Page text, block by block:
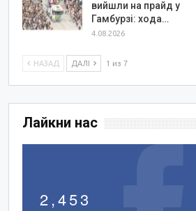
вийшли на прайд у
Гамбурзі: хода…
4.08.2026
НАЗАД ДАЛІ 1 из 7
Лайкни нас
2,453